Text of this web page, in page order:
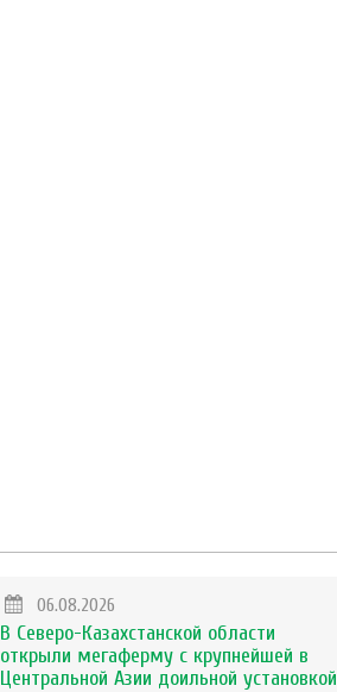
06.08.2026
В Северо-Казахстанской области
открыли мегаферму с крупнейшей в
Центральной Азии доильной установкой